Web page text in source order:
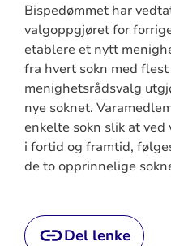
Bispedømmet har
valgoppgjøret for
etablere et nytt
fra hvert sokn med
menighetsrådsvalg
nye soknet.
enkelte sokn slik at
i fortid og framtid,
de to opprinnelige
Del lenke